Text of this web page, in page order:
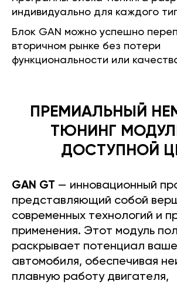
индивидуально для каждого
Блок GAN можно успешно
вторичном рынке без потери
функциональности или
ПРЕМИАЛЬНЫЙ
ТЮНИНГ
ДОСТУПНОЙ
GAN GT — инновационный
представляющий собой
современных технологий и
применения. Этот модуль
раскрывает потенциал
автомобиля, обеспечивая
плавную работу двигателя,